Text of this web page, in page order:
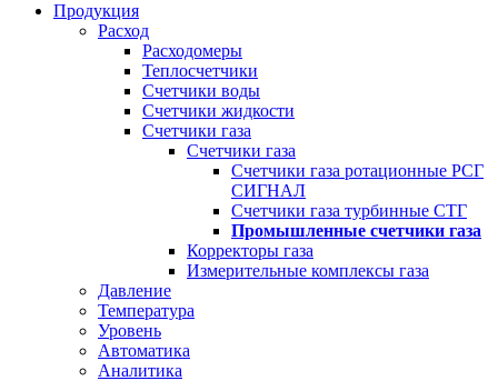
Продукция
Расход
Расходомеры
Теплосчетчики
Счетчики воды
Счетчики жидкости
Счетчики газа
Счетчики газа
Счетчики газа ротационные РСГ
СИГНАЛ
Счетчики газа турбинные СТГ
Промышленные счетчики газа
Корректоры газа
Измерительные комплексы газа
Давление
Температура
Уровень
Автоматика
Аналитика